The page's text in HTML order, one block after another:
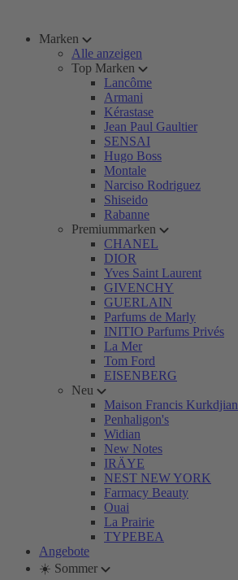
Marken
Alle anzeigen
Top Marken
Lancôme
Armani
Kérastase
Jean Paul Gaultier
SENSAI
Hugo Boss
Montale
Narciso Rodriguez
Shiseido
Rabanne
Premiummarken
CHANEL
DIOR
Yves Saint Laurent
GIVENCHY
GUERLAIN
Parfums de Marly
INITIO Parfums Privés
La Mer
Tom Ford
EISENBERG
Neu
Maison Francis Kurkdjian
Penhaligon's
Widian
New Notes
IRÄYE
NEST NEW YORK
Farmacy Beauty
Ouai
La Prairie
TYPEBEA
Angebote
☀️ Sommer